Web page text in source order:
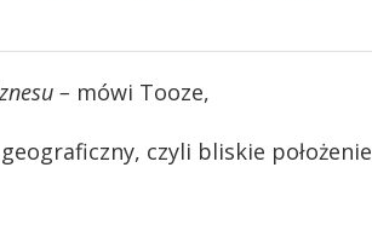
– mówi Tooze,
czyli bliskie położenie